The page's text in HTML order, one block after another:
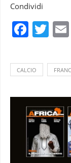
Condividi
CALCIO